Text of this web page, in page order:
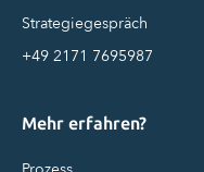
Strategiegespräch
+49 2171 7695987
Mehr erfahren?